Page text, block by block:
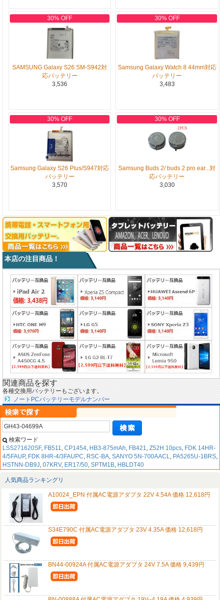
30% OFF
SAMSUNG Galaxy S26 SM-S942対
応バッテリー
3,536
30% OFF
Samsung Galaxy Watch 8 44mm対応
バッテリー
3,483
30% OFF
Samsung Galaxy S26 Plus/S947対応
バッテリー
3,570
30% OFF
Samsung Buds 2/ buds 2 pro ear...対
応バッテリー
3,030
本店の注目商品！
関連商品を探す
各種交換用バッテリーもございます。
ノートPCバッテリーモデルナンバー
検索ワード
LSS271620SF, FB511, CP1454, HB3-875mAh, FB421, Z52H 10pcs, FDK 14HR-
4/5FAUP, FDK 8HR-4/3FAUPC, RSC-BA, SANYO 5N-700AACL, PA5265U-1BRS,
HSTNN-DB9J, 07KRV, ER17/50, SPTM1B, HBLDT40
人気商品ランキングリ
A10024_EPN 付属AC電源アダプタ 22V 4.54A 価格 12,618円
S34E790C 付属AC電源アダプタ 23V 4.35A 価格 12,618円
BN44-00924A 付属AC電源アダプタ 24V 7.5A 価格 9,439円